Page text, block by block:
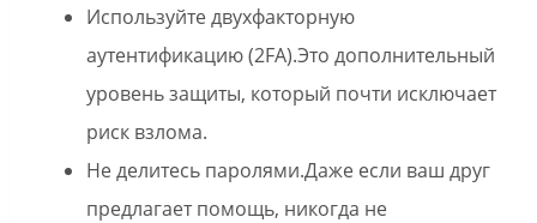
Используйте двухфакторную
аутентификацию (2FA).Это дополнительный
уровень защиты, который почти исключает
риск взлома.
Не делитесь паролями.Даже если ваш друг
предлагает помощь, никогда не